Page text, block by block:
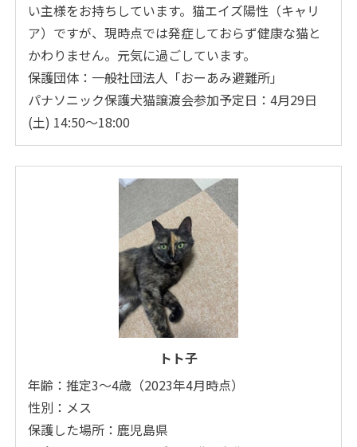
い主様をお持ちしています。猫エイズ陽性（キャリ
ア）ですが、現時点では発症しておらず健康な猫と
かわりません。元気に過ごしています。
保護団体：一般社団法人「おーあみ避難所」
パナソニック保護犬猫譲渡会参加予定日：4月29日
(土) 14:50～18:00
トト子
年齢：推定3～4歳（2023年4月時点）
性別：メス
保護した場所：鹿児島県